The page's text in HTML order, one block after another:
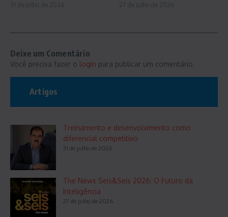
31 de julho de 2026 27 de julho de 2026
Deixe um Comentário
Você precisa fazer o login para publicar um comentário.
Artigos
Treinamento e desenvolvimento como
diferencial competitivo
31 de julho de 2026
The News Seis&Seis 2026: O Futuro da
Inteligência
27 de julho de 2026